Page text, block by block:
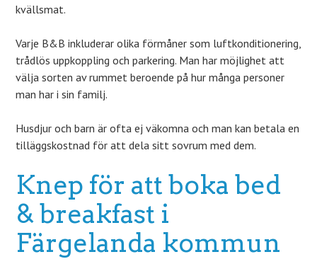
kvällsmat.
Varje B&B inkluderar olika förmåner som luftkonditionering,
trådlös uppkoppling och parkering. Man har möjlighet att
välja sorten av rummet beroende på hur många personer
man har i sin familj.
Husdjur och barn är ofta ej väkomna och man kan betala en
tilläggskostnad för att dela sitt sovrum med dem.
Knep för att boka bed
& breakfast i
Färgelanda kommun